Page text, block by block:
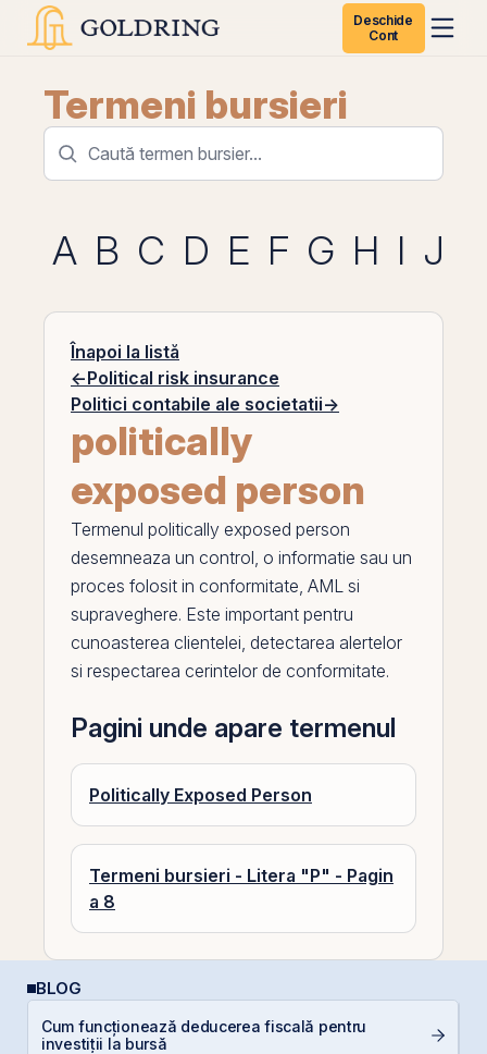
Deschide
Cont
Termeni bursieri
A B C D E F G H I J
Înapoi la listă
←Political risk insurance
Politici contabile ale societatii→
politically
exposed person
Termenul politically exposed person
desemneaza un control, o informatie sau un
proces folosit in conformitate, AML si
supraveghere. Este important pentru
cunoasterea clientelei, detectarea alertelor
si respectarea cerintelor de conformitate.
Pagini unde apare termenul
Politically Exposed Person
Termeni bursieri - Litera "P" - Pagin
a 8
BLOG
Cum funcționează deducerea fiscală pentru
investiții la bursă